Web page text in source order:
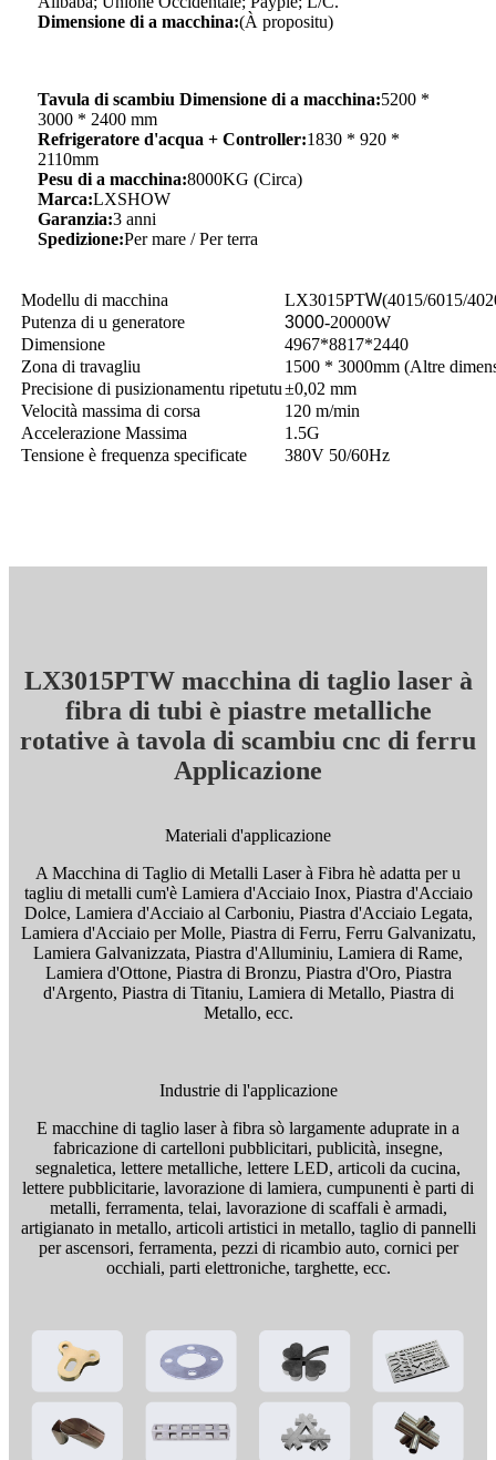
Dimensione di a macchina:(À propositu)
Tavula di scambiu Dimensione di a macchina:5200 *
3000 * 2400 mm
Refrigeratore d'acqua + Controller:1830 * 920 *
2110mm
Pesu di a macchina:8000KG (Circa)
Marca:LXSHOW
Garanzia:3 anni
Spedizione:Per mare / Per terra
Modellu di macchina LX3015PTW(4015/6015/
Putenza di u generatore
3000-20000W
Dimensione
4967*8817*2440
Zona di travagliu
1500 * 3000mm (Altre
Precisione di pusizionamentu ripetutu±0,02 mm
Velocità massima di corsa
120 m/min
Accelerazione Massima
1.5G
Tensione è frequenza specificate
380V 50/60Hz
LX3015PTW macchina di taglio laser à
fibra di tubi è piastre metalliche
rotative à tavola di scambiu cnc di ferru
Applicazione
Materiali d'applicazione
A Macchina di Taglio di Metalli Laser à Fibra hè adatta per u
tagliu di metalli cum'è Lamiera d'Acciaio Inox, Piastra d'Acciaio
Dolce, Lamiera d'Acciaio al Carboniu, Piastra d'Acciaio Legata,
Lamiera d'Acciaio per Molle, Piastra di Ferru, Ferru Galvanizatu,
Lamiera Galvanizzata, Piastra d'Alluminiu, Lamiera di Rame,
Lamiera d'Ottone, Piastra di Bronzu, Piastra d'Oro, Piastra
d'Argento, Piastra di Titaniu, Lamiera di Metallo, Piastra di
Metallo, ecc.
Industrie di l'applicazione
E macchine di taglio laser à fibra sò largamente aduprate in a
fabricazione di cartelloni pubblicitari, publicità, insegne,
segnaletica, lettere metalliche, lettere LED, articoli da cucina,
lettere pubblicitarie, lavorazione di lamiera, cumpunenti è parti di
metalli, ferramenta, telai, lavorazione di scaffali è armadi,
artigianato in metallo, articoli artistici in metallo, taglio di pannelli
per ascensori, ferramenta, pezzi di ricambio auto, cornici per
occhiali, parti elettroniche, targhette, ecc.